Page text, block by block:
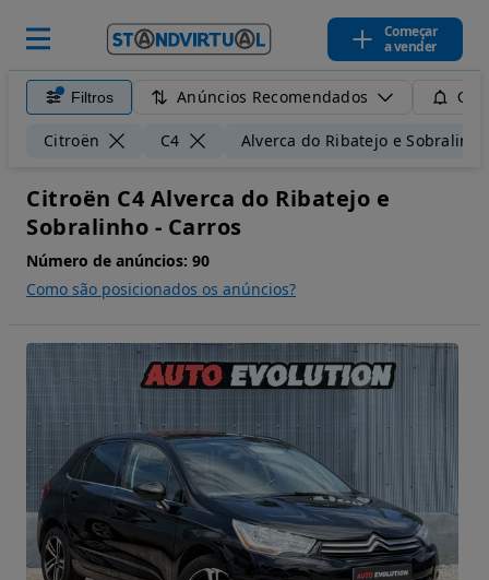
Começar
a vender
Filtros Anúncios Recomendados
Citroën C4 Alverca do Ribatejo e Sobralinho
Citroën C4 Alverca do Ribatejo e
Sobralinho - Carros
Número de anúncios: 90
Como são posicionados os anúncios?